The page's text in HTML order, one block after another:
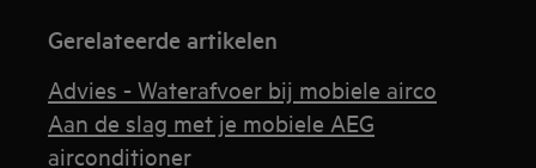
Gerelateerde artikelen
Advies - Waterafvoer bij mobiele airco
Aan de slag met je mobiele AEG
airconditioner